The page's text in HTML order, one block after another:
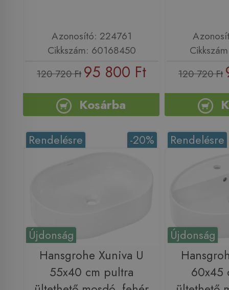
Azonosító: 224761
Cikkszám: 60168450
120 720 Ft 95 800 Ft
Kosárba
120 720 Ft
Újdonság
-20%
Rendelésre
Hansgrohe Xuniva U
55x40 cm pultra
Újdonság
Rendelésre
60x45